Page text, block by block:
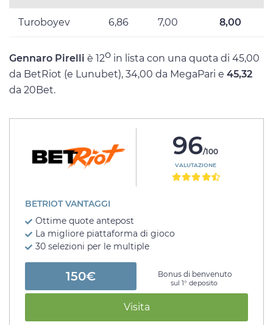
Turoboyev 6,86 7,00 8,00
Gennaro Pirelli è 12o in lista con una quota di 45,00
da BetRiot (e Lunubet), 34,00 da MegaPari e 45,32
da 20Bet.
96/100
VALUTAZIONE
BETRIOT VANTAGGI
Ottime quote antepost
La migliore piattaforma di gioco
30 selezioni per le multiple
150€ Bonus di benvenuto
sul 1° deposito
Visita